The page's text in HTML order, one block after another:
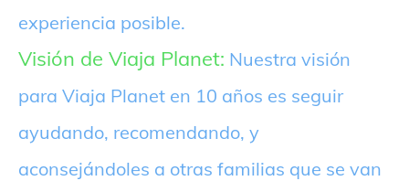
experiencia posible.
Visión de Viaja Planet: Nuestra visión
para Viaja Planet en 10 años es seguir
ayudando, recomendando, y
aconsejándoles a otras familias que se van